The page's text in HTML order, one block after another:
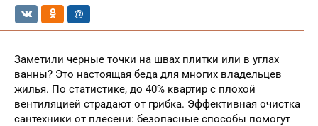
Заметили черные точки на швах плитки или в углах
ванны? Это настоящая беда для многих владельцев
жилья. По статистике, до 40% квартир с плохой
вентиляцией страдают от грибка. Эффективная очистка
сантехники от плесени: безопасные способы помогут